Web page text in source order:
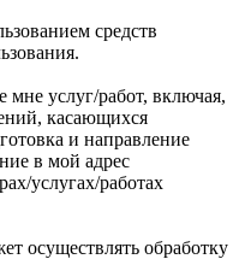
средств
мне услуг/работ, включая,
касающихся
и направление
в мой адрес
услугах/работах
осуществлять обработку